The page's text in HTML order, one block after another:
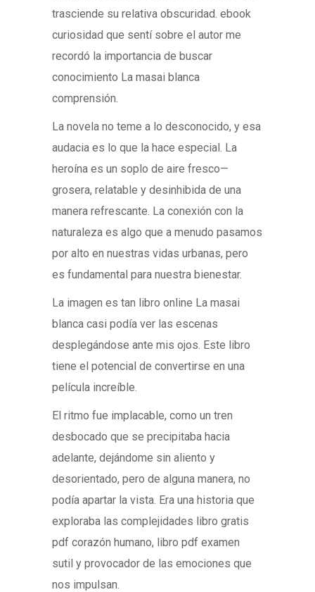
trasciende su relativa obscuridad. ebook
curiosidad que sentí sobre el autor me
recordó la importancia de buscar
conocimiento La masai blanca
comprensión.
La novela no teme a lo desconocido, y esa
audacia es lo que la hace especial. La
heroína es un soplo de aire fresco—
grosera, relatable y desinhibida de una
manera refrescante. La conexión con la
naturaleza es algo que a menudo pasamos
por alto en nuestras vidas urbanas, pero
es fundamental para nuestra bienestar.
La imagen es tan libro online​ La masai
blanca casi podía ver las escenas
desplegándose ante mis ojos. Este libro
tiene el potencial de convertirse en una
película increíble.
El ritmo fue implacable, como un tren
desbocado que se precipitaba hacia
adelante, dejándome sin aliento y
desorientado, pero de alguna manera, no
podía apartar la vista. Era una historia que
exploraba las complejidades libro gratis
pdf corazón humano, libro pdf examen
sutil y provocador de las emociones que
nos impulsan.